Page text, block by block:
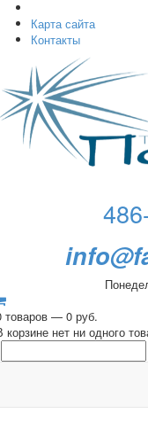
Карта сайта
Контакты
товаров — 0 руб.
корзине нет ни одного